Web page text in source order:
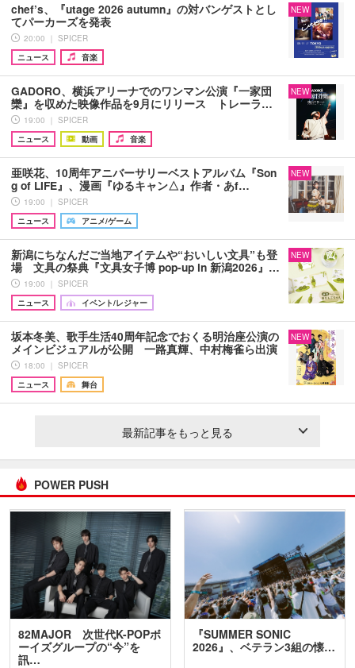
chef’s、『utage 2026 autumn』の対バンゲストとし
てパーカーズを発表
20:00 ｜ SPICER
ニュース
音楽
NEW
GADORO、横浜アリーナでのワンマン公演『一家団
欒』を収めた映像作品を9月にリリース トレーラ…
19:00 ｜ SPICER
ニュース
動画 音楽
NEW
亜咲花、10周年アニバーサリーベストアルバム『Son
g of LIFE』、漫画『ゆるキャン△』作者・あf…
19:00 ｜ SPICER
ニュース
アニメ/ゲーム
NEW
新潟にちなんだご当地アイテムや“おいしい文具”も登
場 文具の祭典『文具女子博 pop-up in 新潟2026』…
19:00 ｜ SPICER
ニュース
イベント/レジャー
NEW
坂本冬美、歌手生活40周年記念でおくる明治座公演の
メインビジュアルが公開 一路真輝、中村梅雀ら出演
18:00 ｜ SPICER
ニュース
舞台
NEW
最新記事をもっと見る
POWER PUSH
82MAJOR 次世代K-POPボ
ーイズグループの“今”を
訊…
『SUMMER SONIC
2026』、ベテラン3組の懐…